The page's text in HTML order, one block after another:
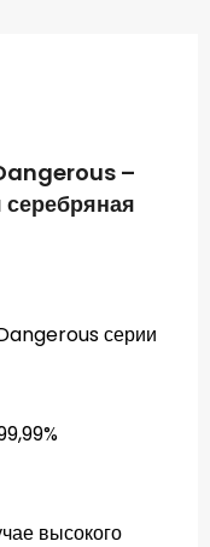
–
серебряная
серии
%
высокого